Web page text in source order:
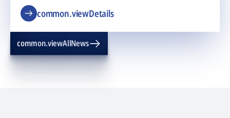
common.viewDetails
common.viewAllNews